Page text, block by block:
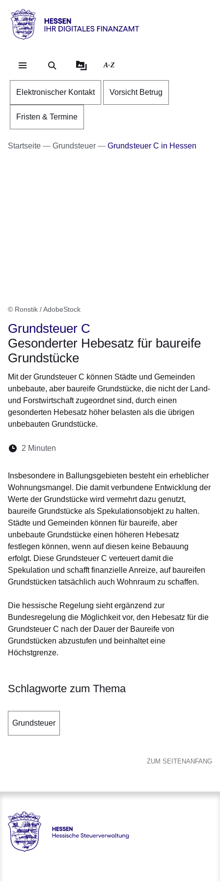
Direkt zum Kopf der
Direkt zum Inhalt
Direkt zum Fuß der
Hessen
Ihr
Finanzamt
A-Z
Elektronischer Kontakt Vorsicht Betrug
Fristen & Termine
Startseite Grundsteuer Grundsteuer C in Hessen
© Ronstik / AdobeStock
Grundsteuer C
Gesonderter Hebesatz für baureife
Grundstücke
Mit der Grundsteuer C können Städte und Gemeinden
unbebaute, aber baureife Grundstücke, die nicht der Land-
und Forstwirtschaft zugeordnet sind, durch einen
gesonderten Hebesatz höher belasten als die übrigen
unbebauten Grundstücke.
Lesedauer:
2 Minuten
Insbesondere in Ballungsgebieten besteht ein erheblicher
Wohnungsmangel. Die damit verbundene Entwicklung der
Werte der Grundstücke wird vermehrt dazu genutzt,
baureife Grundstücke als Spekulationsobjekt zu halten.
Städte und Gemeinden können für baureife, aber
unbebaute Grundstücke einen höheren Hebesatz
festlegen können, wenn auf diesen keine Bebauung
erfolgt. Diese Grundsteuer C verteuert damit die
Spekulation und schafft finanzielle Anreize, auf baureifen
Grundstücken tatsächlich auch Wohnraum zu schaffen.
Die hessische Regelung sieht ergänzend zur
Bundesregelung die Möglichkeit vor, den Hebesatz für die
Grundsteuer C nach der Dauer der Baureife von
Grundstücken abzustufen und beinhaltet eine
Höchstgrenze.
Schlagworte zum Thema
Grundsteuer
ZUM SEITENANFANG
Hessen - Hessische Steuerverwaltung